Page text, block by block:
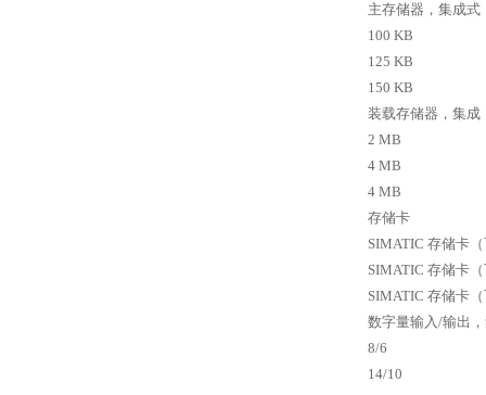
主存储器，集成式
100 KB
125 KB
150 KB
装载存储器，集成
2 MB
4 MB
4 MB
存储卡
SIMATIC 存储卡（
SIMATIC 存储卡（
SIMATIC 存储卡（
数字量输入/输出，
8/6
14/10